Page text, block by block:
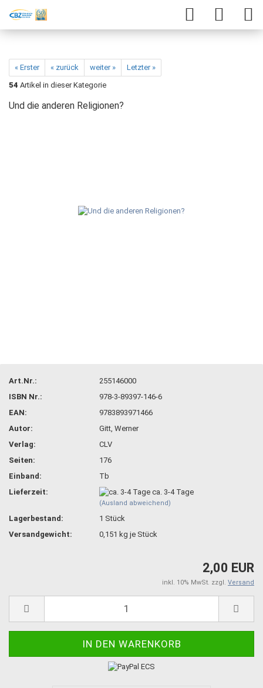
« Erster « zurück weiter »
Letzter »
54 Artikel in dieser Kategorie
Und die anderen Religionen?
Art.Nr.:
255146000
ISBN Nr.:
978-3-89397-146-6
EAN:
9783893971466
Autor:
Gitt, Werner
Verlag:
CLV
Seiten:
176
Einband:
Tb
Lieferzeit:
ca. 3-4 Tage
(Ausland abweichend)
Lagerbestand: 1 Stück
Versandgewicht:
0,151 kg je Stück
2,00 EUR
inkl. 10% MwSt. zzgl. Versand